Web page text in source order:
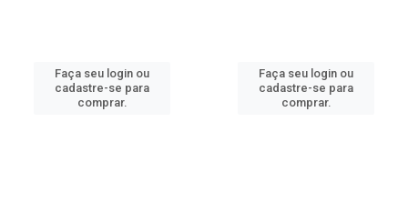
Faça seu login ou
cadastre-se para
comprar.
Faça seu login ou
cadastre-se para
comprar.